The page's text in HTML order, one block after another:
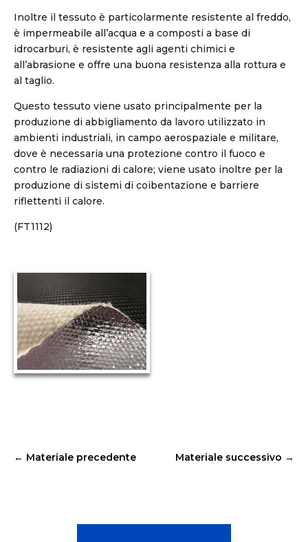
Inoltre il tessuto è particolarmente resistente al freddo,
è impermeabile all’acqua e a composti a base di
idrocarburi, è resistente agli agenti chimici e
all’abrasione e offre una buona resistenza alla rottura e
al taglio.
Questo tessuto viene usato principalmente per la
produzione di abbigliamento da lavoro utilizzato in
ambienti industriali, in campo aerospaziale e militare,
dove è necessaria una protezione contro il fuoco e
contro le radiazioni di calore; viene usato inoltre per la
produzione di sistemi di coibentazione e barriere
riflettenti il calore.
(FT1112)
← Materiale precedente Materiale successivo →